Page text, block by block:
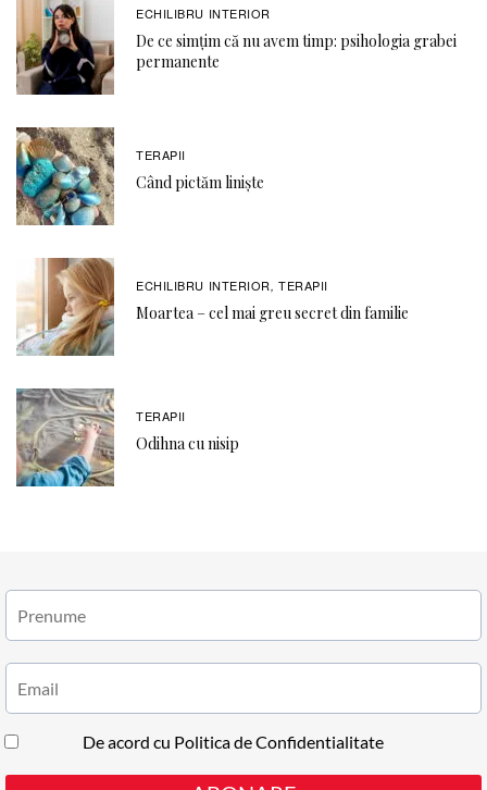
ECHILIBRU INTERIOR
De ce simțim că nu avem timp: psihologia grabei
permanente
TERAPII
Când pictăm liniște
ECHILIBRU INTERIOR ,TERAPII
Moartea – cel mai greu secret din familie
TERAPII
Odihna cu nisip